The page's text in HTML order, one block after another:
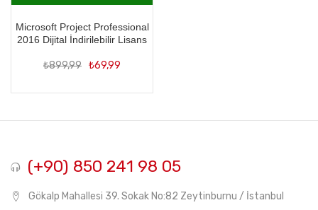
Microsoft Project Professional
2016 Dijital İndirilebilir Lisans
₺899,99 Orijinal
fiyat:
₺899,99.
₺69,99
fiyat:
₺69,99.
(+90) 850 241 98 05
Gökalp Mahallesi 39. Sokak No:82 Zeytinburnu / İstanbul